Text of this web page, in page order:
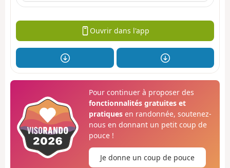
Ouvrir dans l'app
Pour continuer à proposer des
fonctionnalités gratuites et
pratiquesen randonnée, soutenez-
nous en donnant un petit coup de
pouce !
Je donne un coup de pouce